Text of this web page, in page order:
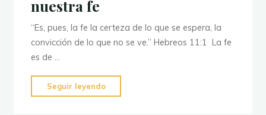
nuestra fe
“Es, pues, la fe la certeza de lo que se espera, la
convicción de lo que no se ve.” Hebreos 11:1 La fe
es de …
Seguir leyendo
alimentar